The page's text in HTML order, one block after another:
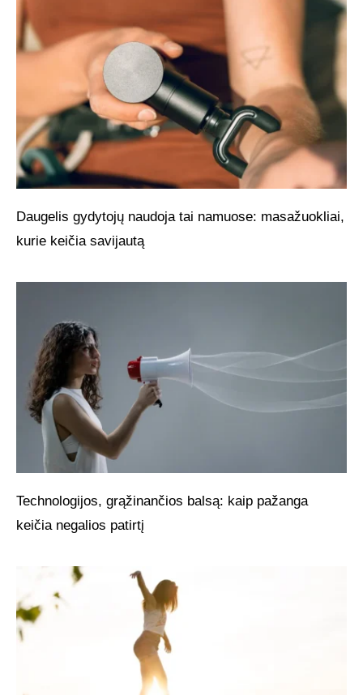
Daugelis gydytojų naudoja tai namuose: masažuokliai,
kurie keičia savijautą
Technologijos, grąžinančios balsą: kaip pažanga
keičia negalios patirtį